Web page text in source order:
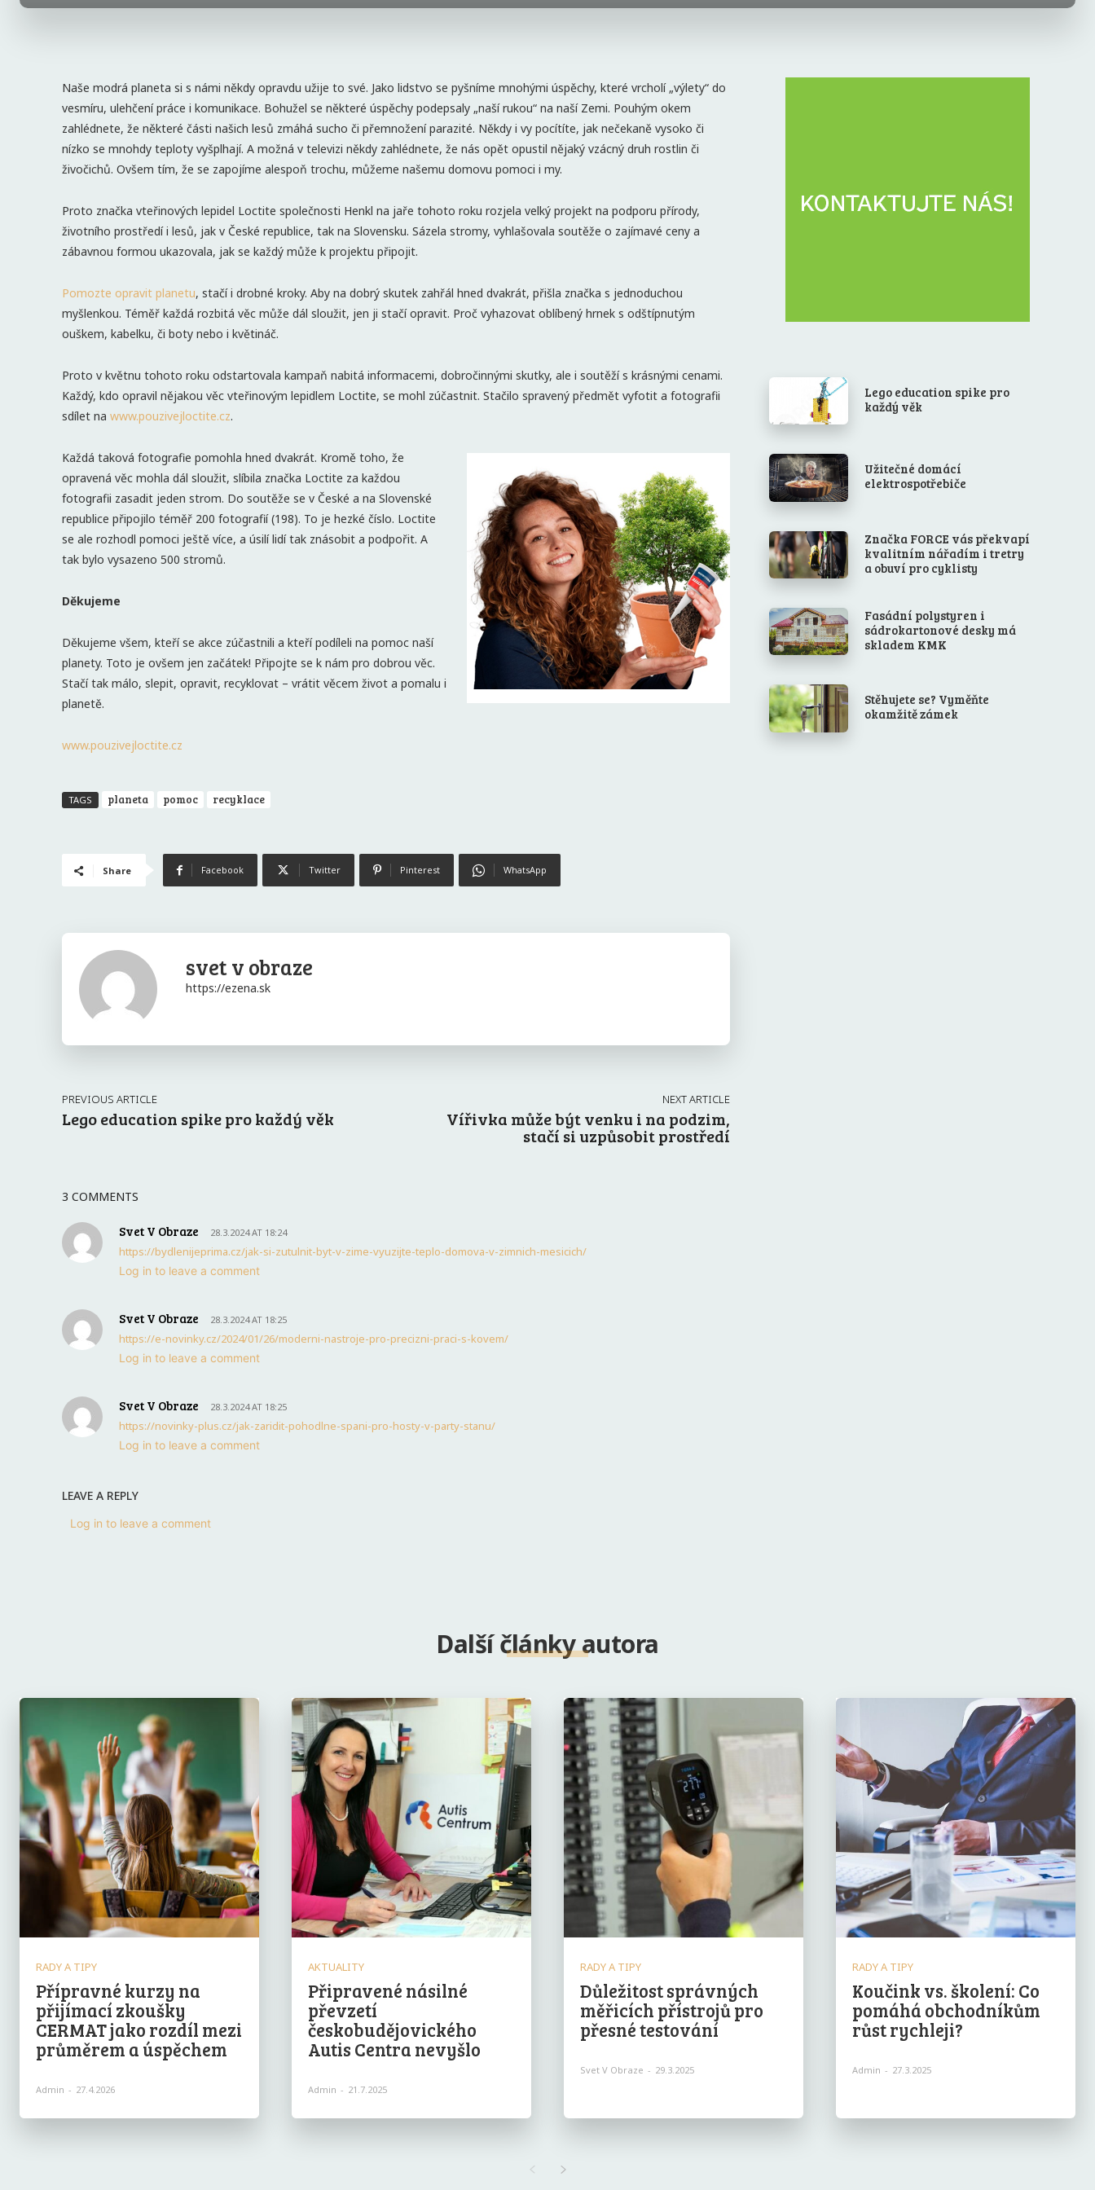
Naše modrá planeta si s námi někdy opravdu užije to své. Jako lidstvo se pyšníme mnohými úspěchy, které vrcholí „výlety“ do
vesmíru, ulehčení práce i komunikace. Bohužel se některé úspěchy podepsaly „naší rukou“ na naší Zemi. Pouhým okem
zahlédnete, že některé části našich lesů zmáhá sucho či přemnožení parazité. Někdy i vy pocítíte, jak nečekaně vysoko či
nízko se mnohdy teploty vyšplhají. A možná v televizi někdy zahlédnete, že nás opět opustil nějaký vzácný druh rostlin či
živočichů. Ovšem tím, že se zapojíme alespoň trochu, můžeme našemu domovu pomoci i my.
Proto značka vteřinových lepidel Loctite společnosti Henkl na jaře tohoto roku rozjela velký projekt na podporu přírody,
životního prostředí i lesů, jak v České republice, tak na Slovensku. Sázela stromy, vyhlašovala soutěže o zajímavé ceny a
zábavnou formou ukazovala, jak se každý může k projektu připojit.
Pomozte opravit planetu, stačí i drobné kroky. Aby na dobrý skutek zahřál hned dvakrát, přišla značka s jednoduchou
myšlenkou. Téměř každá rozbitá věc může dál sloužit, jen ji stačí opravit. Proč vyhazovat oblíbený hrnek s odštípnutým
ouškem, kabelku, či boty nebo i květináč.
Proto v květnu tohoto roku odstartovala kampaň nabitá informacemi, dobročinnými skutky, ale i soutěží s krásnými cenami.
Každý, kdo opravil nějakou věc vteřinovým lepidlem Loctite, se mohl zúčastnit. Stačilo spravený předmět vyfotit a fotografii
sdílet na www.pouzivejloctite.cz.
Každá taková fotografie pomohla hned dvakrát. Kromě toho, že
opravená věc mohla dál sloužit, slíbila značka Loctite za každou
fotografii zasadit jeden strom. Do soutěže se v České a na Slovenské
republice připojilo téměř 200 fotografií (198). To je hezké číslo. Loctite
se ale rozhodl pomoci ještě více, a úsilí lidí tak znásobit a podpořit. A
tak bylo vysazeno 500 stromů.
Děkujeme
Děkujeme všem, kteří se akce zúčastnili a kteří podíleli na pomoc naší
planety. Toto je ovšem jen začátek! Připojte se k nám pro dobrou věc.
Stačí tak málo, slepit, opravit, recyklovat – vrátit věcem život a pomalu i
planetě.
www.pouzivejloctite.cz
TAGS planeta pomoc recyklace
Share Facebook Twitter Pinterest WhatsApp
svet v obraze
https://ezena.sk
PREVIOUS ARTICLE
Lego education spike pro každý věk
NEXT ARTICLE
Vířivka může být venku i na podzim,
stačí si uzpůsobit prostředí
3 COMMENTS
Svet V Obraze 28.3.2024 AT 18:24
https://bydlenijeprima.cz/jak-si-zutulnit-byt-v-zime-vyuzijte-teplo-domova-v-zimnich-mesicich/
Log in to leave a comment
Svet V Obraze 28.3.2024 AT 18:25
https://e-novinky.cz/2024/01/26/moderni-nastroje-pro-precizni-praci-s-kovem/
Log in to leave a comment
Svet V Obraze 28.3.2024 AT 18:25
https://novinky-plus.cz/jak-zaridit-pohodlne-spani-pro-hosty-v-party-stanu/
Log in to leave a comment
LEAVE A REPLY
Log in to leave a comment
Lego education spike pro
každý věk
Užitečné domácí
elektrospotřebiče
Značka FORCE vás překvapí
kvalitním nářadím i tretry
a obuví pro cyklisty
Fasádní polystyren i
sádrokartonové desky má
skladem KMK
Stěhujete se? Vyměňte
okamžitě zámek
Další články autora
RADY A TIPY
Přípravné kurzy na
přijímací zkoušky
CERMAT jako rozdíl mezi
průměrem a úspěchem
Admin - 27.4.2026
AKTUALITY
Připravené násilné
převzetí
českobudějovického
Autis Centra nevyšlo
Admin - 21.7.2025
RADY A TIPY
Důležitost správných
měřicích přístrojů pro
přesné testování
Svet V Obraze - 29.3.2025
RADY A TIPY
Koučink vs. školení: Co
pomáhá obchodníkům
růst rychleji?
Admin - 27.3.2025